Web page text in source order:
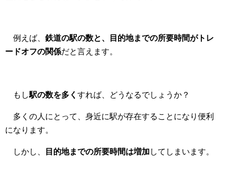
例えば、 鉄道の駅の数と、目的地までの所要時間がトレ
ードオフの関係だと言えます。
もし駅の数を多く すれば、どうなるでしょうか？
多くの人にとって、身近に駅が存在することになり便利
になります。
しかし、 目的地までの所要時間は増加 してしまいます。